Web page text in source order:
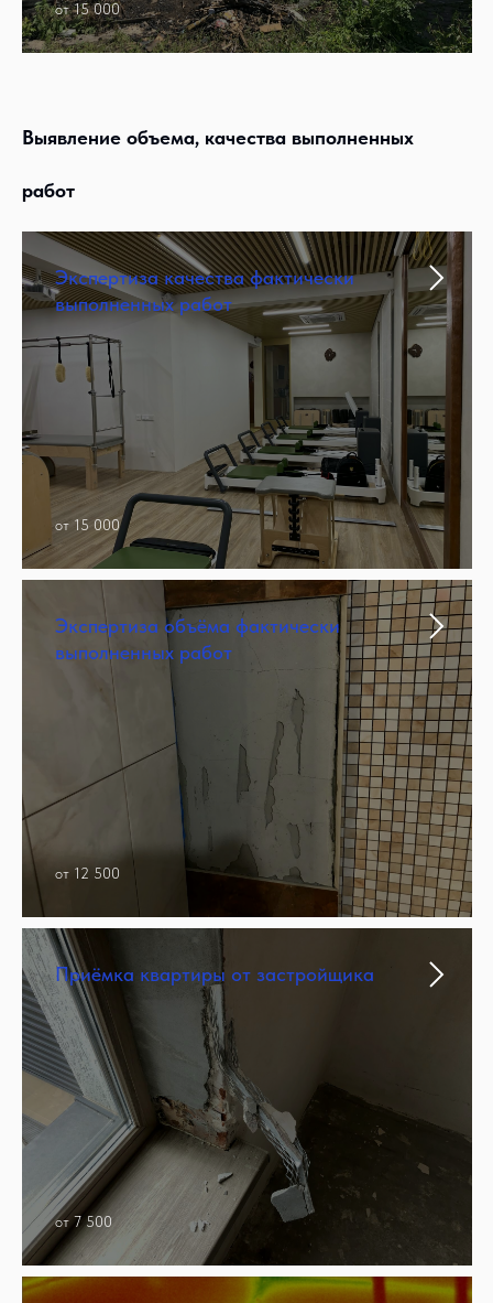
от 15 000
Выявление объема, качества выполненных
работ
Экспертиза качества фактически
выполненных работ
от 15 000
Экспертиза объёма фактически
выполненных работ
от 12 500
Приёмка квартиры от застройщика
от 7 500